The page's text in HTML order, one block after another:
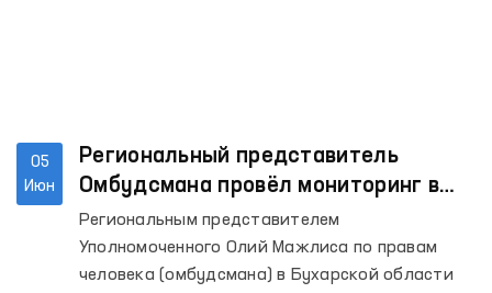
05
Июн
Региональный представитель
Омбудсмана провёл мониторинг в
ряде учреждений Бухары
Региональным представителем
Уполномоченного Олий Мажлиса по правам
человека (омбудсмана) в Бухарской области